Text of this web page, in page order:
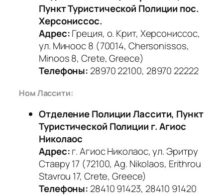
Пункт Туристической Полиции пос.
Херсониссос.
Адрес:Греция, о. Крит, Херсониссос,
ул. Миноос 8 (70014, Chersonissos,
Minoos 8, Crete, Greece)
Телефоны: 28970 22100, 28970 22222
Ном Лассити:
Отделение Полиции Лассити, Пункт
Туристической Полиции г. Агиос
Николаос
Адрес:г. Агиос Николаос, ул. Эритру
Ставру 17 (72100, Ag. Nikolaos, Erithrou
Stavrou 17, Crete, Greece)
Телефоны: 28410 91423, 28410 91420